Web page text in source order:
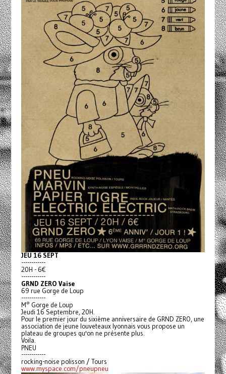
JEU 16 SEPT
------------
20H - 6€
------------
GRND ZERO Vaise
69 rue Gorge de Loup
------------
M° Gorge de Loup
Jeudi 16 Septembre, 20H.
Pour le premier jour du sixième anniversaire de GRND ZERO, une
association de jeune louveteaux lyonnais vous propose un
plateau de groupes qu'on ne présente plus.
Voila.
PNEU
------------
rocking-noise polisson / Tours
www.myspace.com/pneupneu